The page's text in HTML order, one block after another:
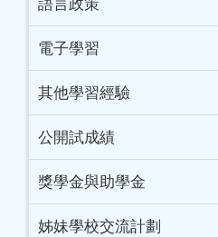
電子學習
其他學習經驗
公開試成績
獎學金與助學金
姊妹學校交流計劃